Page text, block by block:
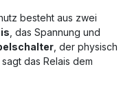
besteht aus zwei
, das Spannung und
, der physisch
das Relais dem